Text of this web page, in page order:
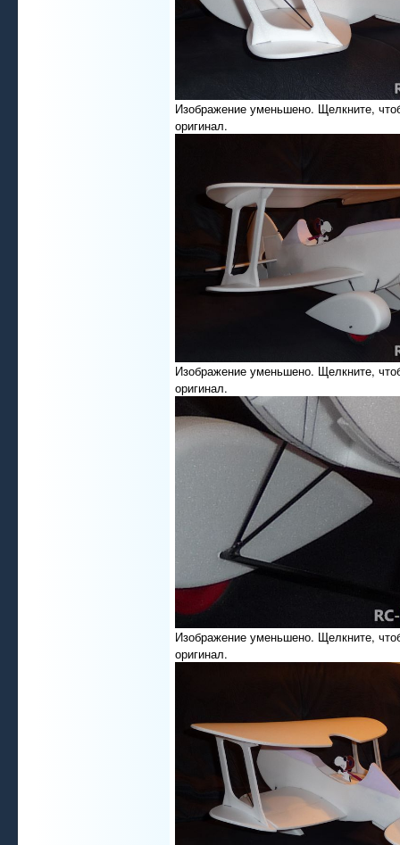
Изображение уменьшено. Щелкните,
оригинал.
Изображение уменьшено. Щелкните,
оригинал.
Изображение уменьшено. Щелкните,
оригинал.